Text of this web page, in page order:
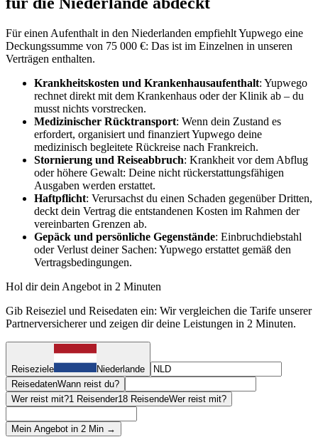
Für einen Aufenthalt in den Niederlanden empfiehlt Yupwego eine
Deckungssumme von 75 000 €: Das ist im Einzelnen in unseren
Verträgen enthalten.
Krankheitskosten und Krankenhausaufenthalt: Yupwego
rechnet direkt mit dem Krankenhaus oder der Klinik ab – du
musst nichts vorstrecken.
Medizinischer Rücktransport: Wenn dein Zustand es
erfordert, organisiert und finanziert Yupwego deine
medizinisch begleitete Rückreise nach Frankreich.
Stornierung und Reiseabbruch: Krankheit vor dem Abflug
oder höhere Gewalt: Deine nicht rückerstattungsfähigen
Ausgaben werden erstattet.
Haftpflicht: Verursachst du einen Schaden gegenüber Dritten,
deckt dein Vertrag die entstandenen Kosten im Rahmen der
vereinbarten Grenzen ab.
Gepäck und persönliche Gegenstände: Einbruchdiebstahl
oder Verlust deiner Sachen: Yupwego erstattet gemäß den
Vertragsbedingungen.
Hol dir dein Angebot in 2 Minuten
Gib Reiseziel und Reisedaten ein: Wir vergleichen die Tarife unserer
Partnerversicherer und zeigen dir deine Leistungen in 2 Minuten.
Reiseziele
Niederlande
ReisedatenWann reist du?
Wer reist mit?1 Reisender18 ReisendeWer reist mit?
Mein Angebot in 2 Min →